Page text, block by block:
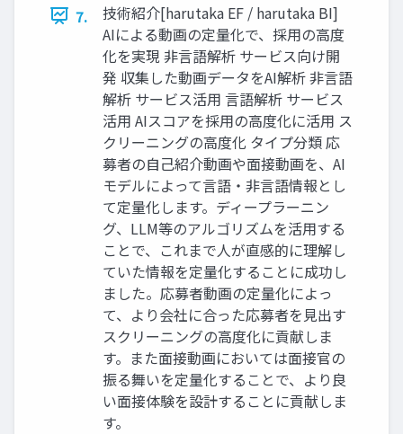
7.
技術紹介[harutaka EF / harutaka BI]
AIによる動画の定量化で、採用の高度
化を実現 非言語解析 サービス向け開
発 収集した動画データをAI解析 非言語
解析 サービス活用 言語解析 サービス
活用 AIスコアを採用の高度化に活用 ス
クリーニングの高度化 タイプ分類 応
募者の自己紹介動画や面接動画を、AI
モデルによって言語・非言語情報とし
て定量化します。ディープラーニン
グ、LLM等のアルゴリズムを活用する
ことで、これまで人が直感的に理解し
ていた情報を定量化することに成功し
ました。応募者動画の定量化によっ
て、より会社に合った応募者を見出す
スクリーニングの高度化に貢献しま
す。また面接動画においては面接官の
振る舞いを定量化することで、より良
い面接体験を設計することに貢献しま
す。